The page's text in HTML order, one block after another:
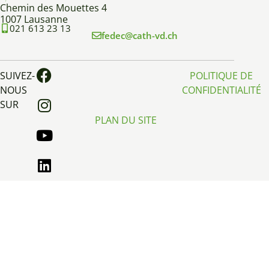
Chemin des Mouettes 4
1007 Lausanne
021 613 23 13
fedec@cath-vd.ch
SUIVEZ-
NOUS
SUR
PLAN DU SITE
POLITIQUE DE
CONFIDENTIALITÉ